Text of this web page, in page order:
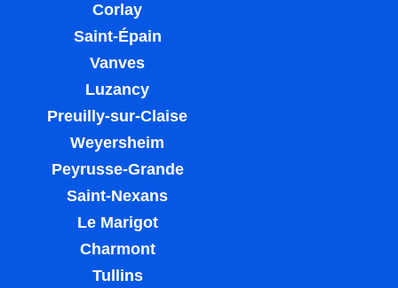
Corlay
Saint-Épain
Vanves
Luzancy
Preuilly-sur-Claise
Weyersheim
Peyrusse-Grande
Saint-Nexans
Le Marigot
Charmont
Tullins